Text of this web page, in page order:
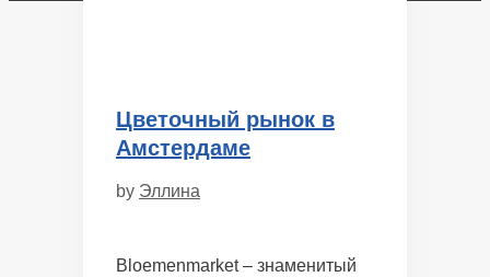
Цветочный рынок в
Амстердаме
by Эллина
Bloemenmarket – знаменитый